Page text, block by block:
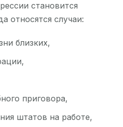
становится
относятся случаи:
близких,
приговора,
штатов на работе,